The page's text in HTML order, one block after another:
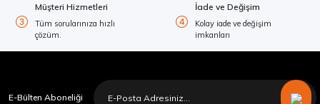
Müşteri Hizmetleri
Tüm sorularınıza hızlı
çözüm.
İade ve Değişim
Kolay iade ve değişim
imkanları
E-Bülten Aboneliği